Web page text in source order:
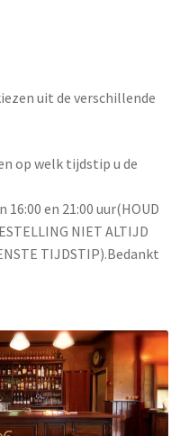
uit de verschillende
op welk tijdstip u de
en 21:00 uur(HOUD
NIET ALTIJD
TIJDSTIP).Bedankt